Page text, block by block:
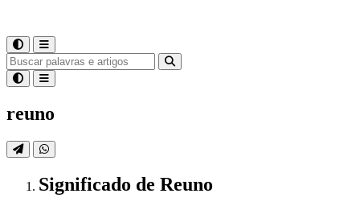
reuno
Significado de Reuno